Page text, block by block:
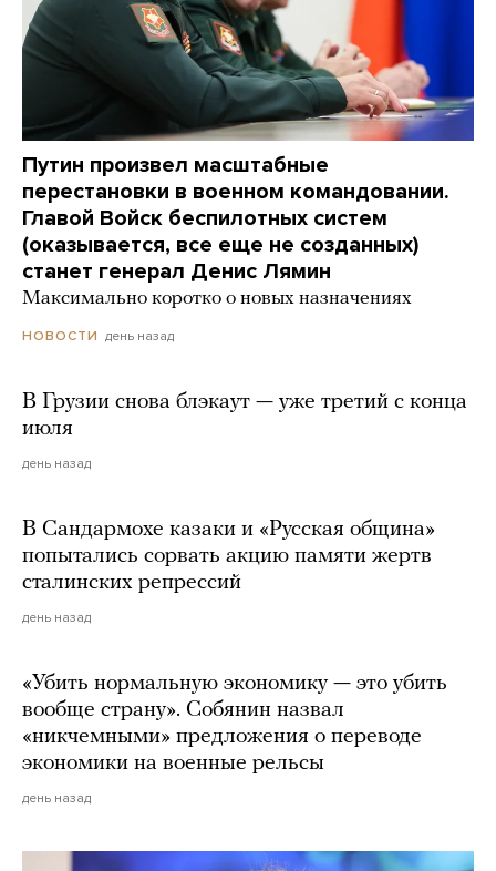
Путин произвел масштабные
перестановки в военном командовании.
Главой Войск беспилотных систем
(оказывается, все еще не созданных)
станет генерал Денис Лямин
Максимально коротко о новых назначениях
НОВОСТИ день назад
В Грузии снова блэкаут — уже третий с конца
июля
день назад
В Сандармохе казаки и «Русская община»
попытались сорвать акцию памяти жертв
сталинских репрессий
день назад
«Убить нормальную экономику — это убить
вообще страну». Собянин назвал
«никчемными» предложения о переводе
экономики на военные рельсы
день назад